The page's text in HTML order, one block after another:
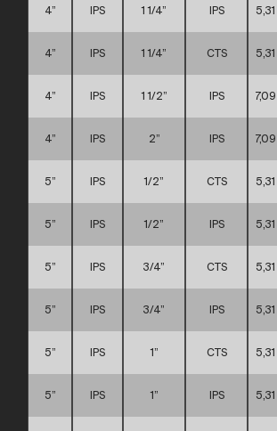
4” IPS 1 1/4” IPS 5,31
4” IPS 1 1/4” CTS 5,31
4” IPS 1 1/2” IPS 7,09
4” IPS 2” IPS 7,09
5” IPS 1/2” CTS 5,31
5” IPS 1/2” IPS 5,31
5” IPS 3/4” CTS 5,31
5” IPS 3/4” IPS 5,31
5” IPS 1” CTS 5,31
5” IPS 1” IPS 5,31